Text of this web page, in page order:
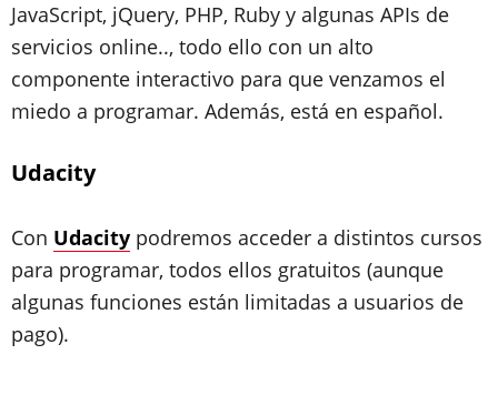
JavaScript, jQuery, PHP, Ruby y algunas APIs de
servicios online.., todo ello con un alto
componente interactivo para que venzamos el
miedo a programar. Además, está en español.
Udacity
Con Udacity podremos acceder a distintos cursos
para programar, todos ellos gratuitos (aunque
algunas funciones están limitadas a usuarios de
pago).